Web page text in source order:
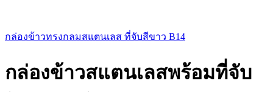
กล่องข้าวทรงกลมสแตนเลส ที่จับสีขาว B14
กล่องข้าวสแตนเลสพร้อมที่จับ